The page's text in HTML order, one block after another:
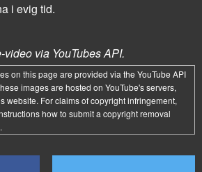
i evig tid.
via YouTubes API.
on this page are provided via the YouTube API
images are hosted on YouTube's servers,
website. For claims of copyright infringement,
how to submit a copyright removal
.